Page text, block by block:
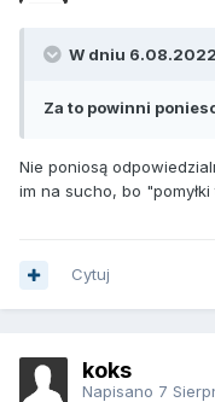
W dniu 6.08.2022
Za to powinni
Nie poniosą
im na sucho, bo
Cytuj
koks
Napisano 7